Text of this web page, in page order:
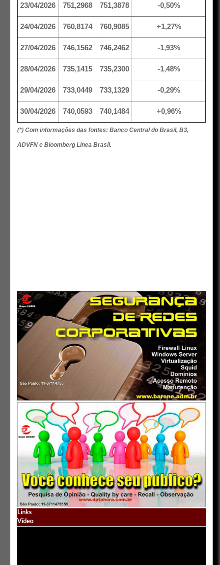
23/04/2026 751,2968 751,3878 -0,50%
24/04/2026 760,8174 760,9085 +1,27%
27/04/2026 746,1562 746,2462 -1,93%
28/04/2026 735,1415 735,2300 -1,48%
29/04/2026 733,0449 733,1329 -0,29%
30/04/2026 740,0593 740,1484 +0,96%
(*) Com informações das fontes: Banco Central do Brasil, B3,
ADVFN e Bloomberg Línea Brasil.
Links
Vídeo